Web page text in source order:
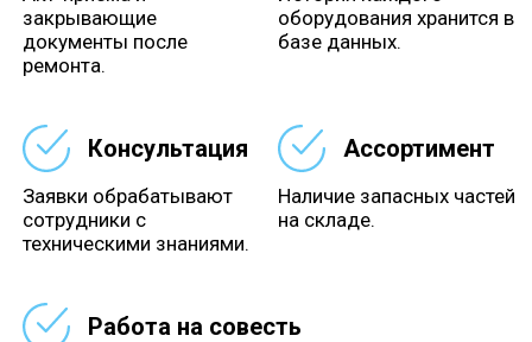
закрывающие
документы после
ремонта.
оборудования хранится в
базе данных.
Консультация
Заявки обрабатывают
сотрудники с
техническими знаниями.
Ассортимент
Наличие запасных частей
на складе.
Работа на совесть